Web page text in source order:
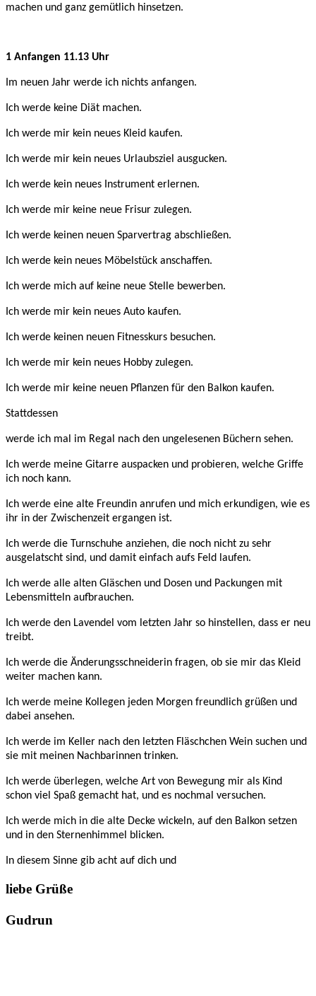
machen und ganz gemütlich hinsetzen.
1 Anfangen 11.13 Uhr
Im neuen Jahr werde ich nichts anfangen.
Ich werde keine Diät machen.
Ich werde mir kein neues Kleid kaufen.
Ich werde mir kein neues Urlaubsziel ausgucken.
Ich werde kein neues Instrument erlernen.
Ich werde mir keine neue Frisur zulegen.
Ich werde keinen neuen Sparvertrag abschließen.
Ich werde kein neues Möbelstück anschaffen.
Ich werde mich auf keine neue Stelle bewerben.
Ich werde mir kein neues Auto kaufen.
Ich werde keinen neuen Fitnesskurs besuchen.
Ich werde mir kein neues Hobby zulegen.
Ich werde mir keine neuen Pflanzen für den Balkon kaufen.
Stattdessen
werde ich mal im Regal nach den ungelesenen Büchern sehen.
Ich werde meine Gitarre auspacken und probieren, welche Griffe
ich noch kann.
Ich werde eine alte Freundin anrufen und mich erkundigen, wie es
ihr in der Zwischenzeit ergangen ist.
Ich werde die Turnschuhe anziehen, die noch nicht zu sehr
ausgelatscht sind, und damit einfach aufs Feld laufen.
Ich werde alle alten Gläschen und Dosen und Packungen mit
Lebensmitteln aufbrauchen.
Ich werde den Lavendel vom letzten Jahr so hinstellen, dass er neu
treibt.
Ich werde die Änderungsschneiderin fragen, ob sie mir das Kleid
weiter machen kann.
Ich werde meine Kollegen jeden Morgen freundlich grüßen und
dabei ansehen.
Ich werde im Keller nach den letzten Fläschchen Wein suchen und
sie mit meinen Nachbarinnen trinken.
Ich werde überlegen, welche Art von Bewegung mir als Kind
schon viel Spaß gemacht hat, und es nochmal versuchen.
Ich werde mich in die alte Decke wickeln, auf den Balkon setzen
und in den Sternenhimmel blicken.
In diesem Sinne gib acht auf dich und
liebe Grüße
Gudrun